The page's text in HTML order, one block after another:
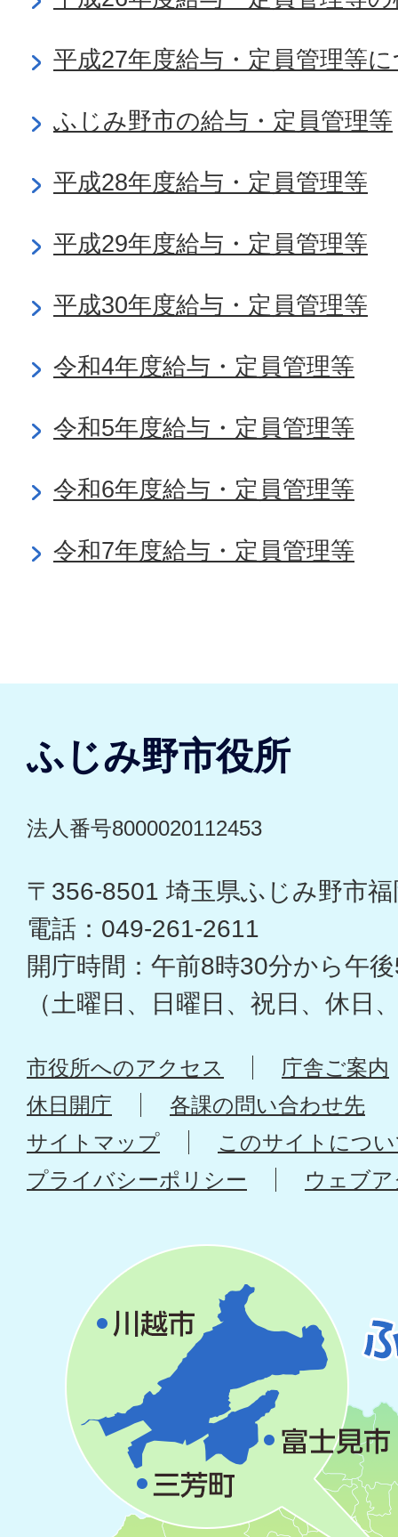
平成27年度給与・定員管理等
ふじみ野市の給与・定員管理等
平成28年度給与・定員管理等
平成29年度給与・定員管理等
平成30年度給与・定員管理等
令和4年度給与・定員管理等
令和5年度給与・定員管理等
令和6年度給与・定員管理等
令和7年度給与・定員管理等
ふじみ野市役所
法人番号8000020112453
〒356-8501 埼玉県ふじみ野市
電話：049-261-2611
開庁時間：午前8時30分から午
（土曜日、日曜日、祝日、休日
市役所へのアクセス
庁舎ご案内
休日開庁
各課の問い合わせ先
サイトマップ
このサイトにつ
プライバシーポリシー
ウェブ